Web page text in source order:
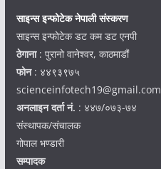
साइन्स इन्फोटेक नेपाली संस्करण
साइन्स इन्फोटेक डट कम डट एनपी
ठेगाना: पुरानो वानेश्वर, काठमाडौं
फोन: ४४९३९७५
scienceinfotech19@gmail.com
अनलाइन दर्ता नं. : ४४७/०७३-७४
संस्थापक/संचालक
गोपाल भण्डारी
सम्पादक